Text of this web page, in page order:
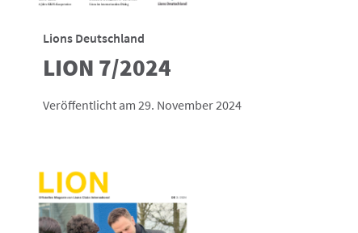
Lions Deutschland
LION 7/2024
Veröffentlicht am 29. November 2024